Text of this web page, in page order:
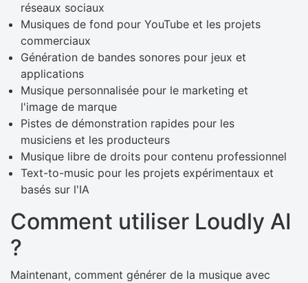
réseaux sociaux
Musiques de fond pour YouTube et les projets
commerciaux
Génération de bandes sonores pour jeux et
applications
Musique personnalisée pour le marketing et
l'image de marque
Pistes de démonstration rapides pour les
musiciens et les producteurs
Musique libre de droits pour contenu professionnel
Text-to-music pour les projets expérimentaux et
basés sur l'IA
Comment utiliser Loudly AI
?
Maintenant, comment générer de la musique avec